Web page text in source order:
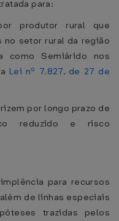
para:
produtor rural que
no setor rural da região
como Semiárido nos
Lei nº 7.827, de 27 de
por longo prazo de
reduzido e risco
para recursos
de linhas especiais
trazidas pelos